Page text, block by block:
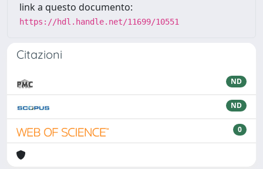
link a questo documento:
https://hdl.handle.net/11699/10551
Citazioni
ND
ND
0